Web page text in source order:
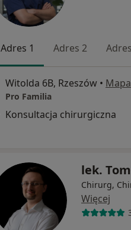
Adres 1 Adres 2
Witolda 6B, Rzeszów • Mapa
Pro Familia
Konsultacja chirurgiczna
lek.
Chirurg,
Więcej